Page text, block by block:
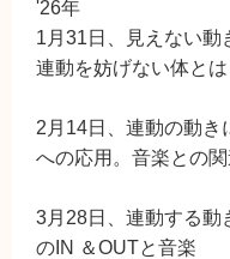
'26年
1月31日、見えない動
連動を妨げない体とは
2月14日、連動の動き
への応用。音楽との関
3月28日、連動する動
のIN ＆OUTと音楽